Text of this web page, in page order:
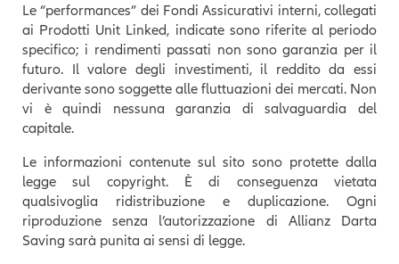
Le “performances” dei Fondi Assicurativi interni, collegati
ai Prodotti Unit Linked, indicate sono riferite al periodo
specifico; i rendimenti passati non sono garanzia per il
futuro. Il valore degli investimenti, il reddito da essi
derivante sono soggette alle fluttuazioni dei mercati. Non
vi è quindi nessuna garanzia di salvaguardia del
capitale.
Le informazioni contenute sul sito sono protette dalla
legge sul copyright. È di conseguenza vietata
qualsivoglia ridistribuzione e duplicazione. Ogni
riproduzione senza l’autorizzazione di Allianz Darta
Saving sarà punita ai sensi di legge.